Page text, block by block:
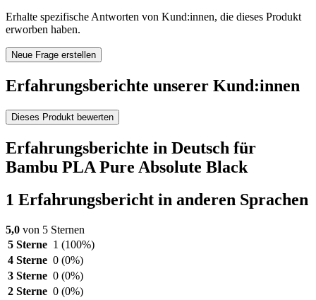
Erhalte spezifische Antworten von Kund:innen, die dieses Produkt
erworben haben.
Neue Frage erstellen
Erfahrungsberichte unserer Kund:innen
Dieses Produkt bewerten
Erfahrungsberichte in Deutsch für
Bambu PLA Pure Absolute Black
1 Erfahrungsbericht in anderen Sprachen
5,0 von 5 Sternen
5 Sterne 1 (100%)
4 Sterne 0 (0%)
3 Sterne 0 (0%)
2 Sterne 0 (0%)